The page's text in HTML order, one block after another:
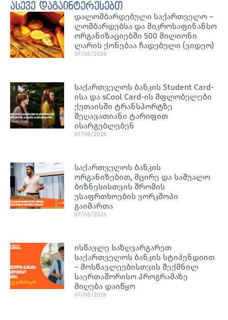
ასევე დაგაინტერესებთ
დალომბარდებული საქართველო –
ლომბარდებსა და მიკროსაფინანსო
ორგანიზაციებში 500 მილიონი
ლარის ქონებაა ჩადებული (ვიდეო)
07/08/2026
საქართველოს ბანკის Student Card-
ისა და sCool Card-ის მფლობელები
ქუთაისში ტრანსპორტზე
შეღავათიანი ტარიფით
ისარგებლებენ
07/08/2026
საქართველოს ბანკის
ორგანიზებით, მცირე და საშუალო
ბიზნესისთვის შრომის
უსაფრთხოების ვორკშოპი
გაიმართა
07/08/2026
ისწავლე საზღვარგარეთ
საქართველოს ბანკის სტიპენდიით
– მოსწავლეებისთვის შექმნილ
საერთაშორისო პროგრამაზე
მიღება დაიწყო
07/08/2026